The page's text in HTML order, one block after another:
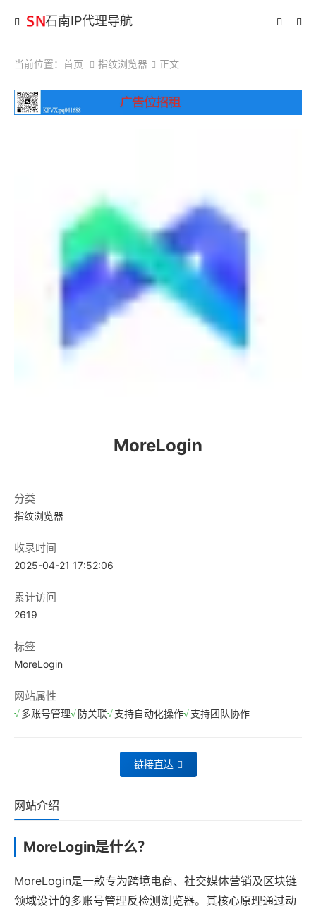
石南IP代理导航
当前位置： 首页 指纹浏览器 正文
MoreLogin
分类
指纹浏览器
收录时间
2025-04-21 17:52:06
累计访问
2619
标签
MoreLogin
网站属性
多账号管理 防关联 支持自动化操作 支持团队协作
链接直达
网站介绍
MoreLogin是什么？
MoreLogin是一款专为跨境电商、社交媒体营销及区块链
领域设计的多账号管理反检测浏览器。其核心原理通过动